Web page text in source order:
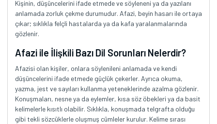
Kişinin, düşüncelerini ifade etmede ve söyleneni ya da yazılanı
anlamada zorluk çekme durumudur. Afazi, beyin hasarı ile ortaya
çıkar; sıklıkla felçli hastalarda ya da kafa yaralanmalarında
gözlenir.
Afazi ile İlişkili Bazı Dil Sorunları Nelerdir?
Afazisi olan kişiler, onlara söylenileni anlamada ve kendi
düşüncelerini ifade etmede güçlük çekerler. Ayrıca okuma,
yazma, jest ve sayıları kullanma yeteneklerinde azalma gözlenir.
Konuşmaları, nesne ya da eylemler, kısa söz öbekleri ya da basit
kelimelerle kısıtlı olabilir. Sıklıkla, konuşmada telgrafta olduğu
gibi tekli sözcüklerle oluşmuş cümleler kurulur. Kelime sırası